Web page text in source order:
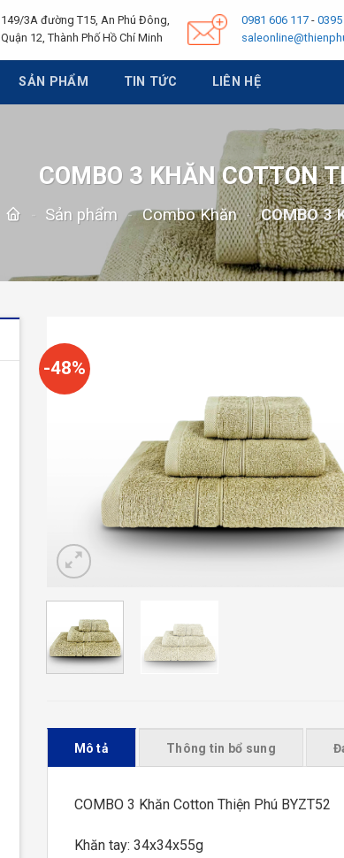
149/3A đường T15, An Phú Đông,
Quận 12, Thành Phố Hồ Chí Minh
0981 606 117-
SẢN PHẨM TIN TỨC LIÊN HỆ
COMBO 3 KHĂN COTTON
Sản phẩm - Combo Khăn - COMBO 3
-48%
Mô tả Thông tin bổ sung
COMBO 3 Khăn Cotton Thiện Phú BYZT52
Khăn tay: 34x34x55g